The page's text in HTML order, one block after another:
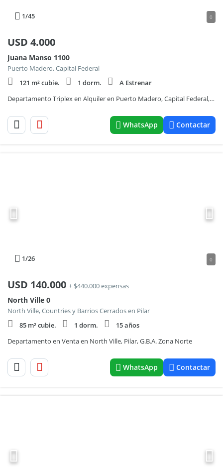
1/45 0
USD 4.000
Juana Manso 1100
Puerto Madero, Capital Federal
121 m² cubie.
1 dorm.
A Estrenar
Departamento Triplex en Alquiler en Puerto Madero, Capital Federal, Buenos Aires
WhatsApp Contactar
1/26 0
USD 140.000 + $440.000 expensas
North Ville 0
North Ville, Countries y Barrios Cerrados en Pilar
85 m² cubie.
1 dorm.
15 años
Departamento en Venta en North Ville, Pilar, G.B.A. Zona Norte
WhatsApp Contactar